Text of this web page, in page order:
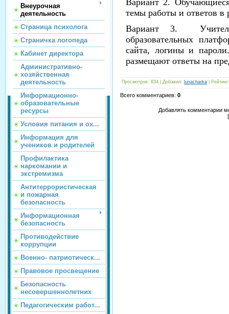
Внеурочная
деятельность
Страница психолога
Страничка логопеда
Кабинет директора
Административно-
хозяйственная
деятельность
Информационно-
образовательные
ресурсы
Условия питания и ох...
Информация для
учеников и родителей
Профилактика
наркомании и
экстремизма
Антитеррористическая
и пожарная
безопасность
Информационная
безопасность
Противодействие
коррупции
Военно- патриотическ...
Правовое просвещение
Безопасность
несовершеннолетних
Педагогическим работ...
Вариант 2.
темы работы и ответов в
Вариант 3.
образовательных
сайта, логины и
размещают ответы на
Просмотров: 834 Добавил: lunacharka Рейтинг:
Всего комментариев: 0
Добавлять комментарии